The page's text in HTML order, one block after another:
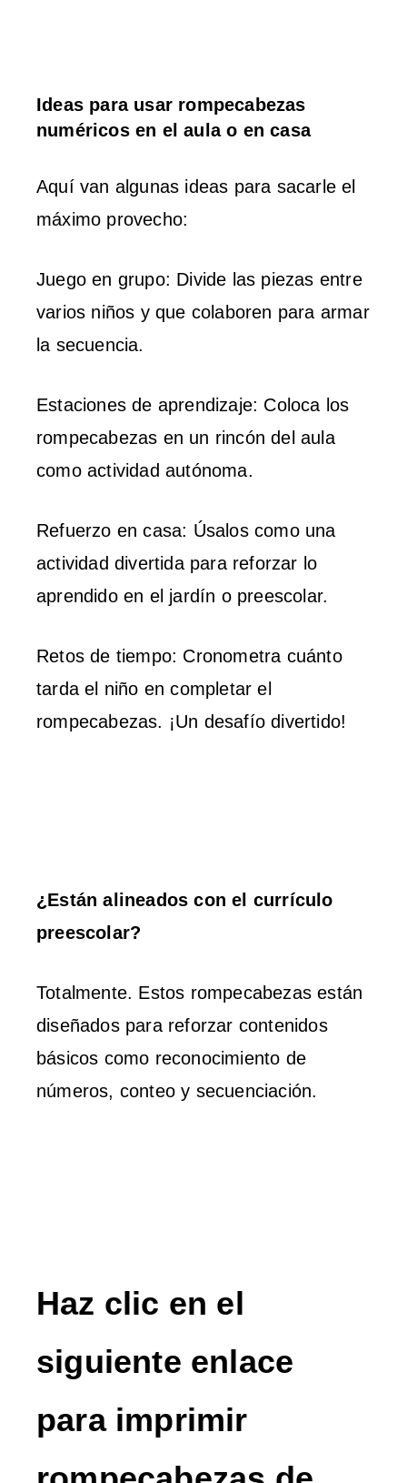
Ideas para usar rompecabezas
numéricos en el aula o en casa
Aquí van algunas ideas para sacarle el
máximo provecho:
Juego en grupo: Divide las piezas entre
varios niños y que colaboren para armar
la secuencia.
Estaciones de aprendizaje: Coloca los
rompecabezas en un rincón del aula
como actividad autónoma.
Refuerzo en casa: Úsalos como una
actividad divertida para reforzar lo
aprendido en el jardín o preescolar.
Retos de tiempo: Cronometra cuánto
tarda el niño en completar el
rompecabezas. ¡Un desafío divertido!
¿Están alineados con el currículo
preescolar?
Totalmente. Estos rompecabezas están
diseñados para reforzar contenidos
básicos como reconocimiento de
números, conteo y secuenciación.
Haz clic en el
siguiente enlace
para imprimir